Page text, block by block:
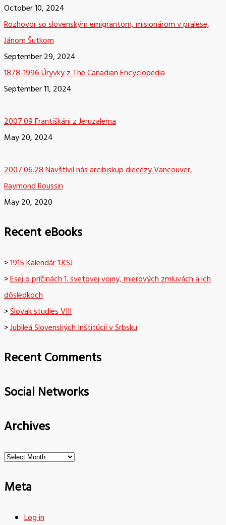
October 10, 2024
Rozhovor so slovenským emigrantom, misionárom v pralese,
Jánom Šutkom
September 29, 2024
1878-1996 Úryvky z The Canadian Encyclopedia
September 11, 2024
2007.09 Františkáni z Jeruzalema
May 20, 2024
2007.06.28 Navštívil nás arcibiskup diecézy Vancouver,
Raymond Roussin
May 20, 2020
Recent eBooks
>1915 Kalendár 1.KSJ
>Esej o príčinách 1. svetovej vojny, mierových zmluvách a ich
dôsledkoch
>Slovak studies VIII
>Jubileá Slovenských Inštitúcií v Srbsku
Recent Comments
Social Networks
Archives
Archives
Meta
Log in